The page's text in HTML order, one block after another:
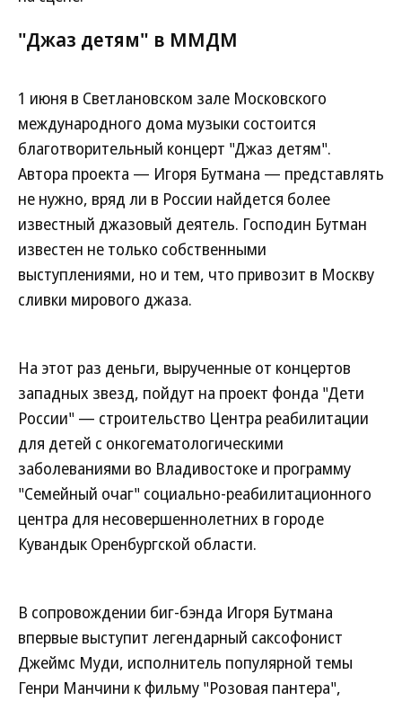
"Джаз детям" в ММДМ
1 июня в Светлановском зале Московского
международного дома музыки состоится
благотворительный концерт "Джаз детям".
Автора проекта — Игоря Бутмана — представлять
не нужно, вряд ли в России найдется более
известный джазовый деятель. Господин Бутман
известен не только собственными
выступлениями, но и тем, что привозит в Москву
сливки мирового джаза.
На этот раз деньги, вырученные от концертов
западных звезд, пойдут на проект фонда "Дети
России" — строительство Центра реабилитации
для детей с онкогематологическими
заболеваниями во Владивостоке и программу
"Семейный очаг" социально-реабилитационного
центра для несовершеннолетних в городе
Кувандык Оренбургской области.
В сопровождении биг-бэнда Игоря Бутмана
впервые выступит легендарный саксофонист
Джеймс Муди, исполнитель популярной темы
Генри Манчини к фильму "Розовая пантера",